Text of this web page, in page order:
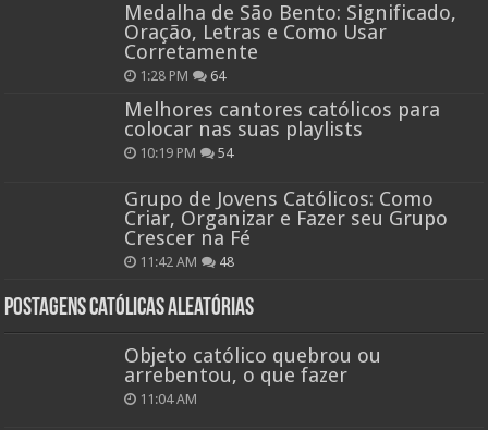
Medalha de São Bento: Significado,
Oração, Letras e Como Usar
Corretamente
1:28 PM 64
Melhores cantores católicos para
colocar nas suas playlists
10:19 PM 54
Grupo de Jovens Católicos: Como
Criar, Organizar e Fazer seu Grupo
Crescer na Fé
11:42 AM 48
Postagens católicas aleatórias
Objeto católico quebrou ou
arrebentou, o que fazer
11:04 AM